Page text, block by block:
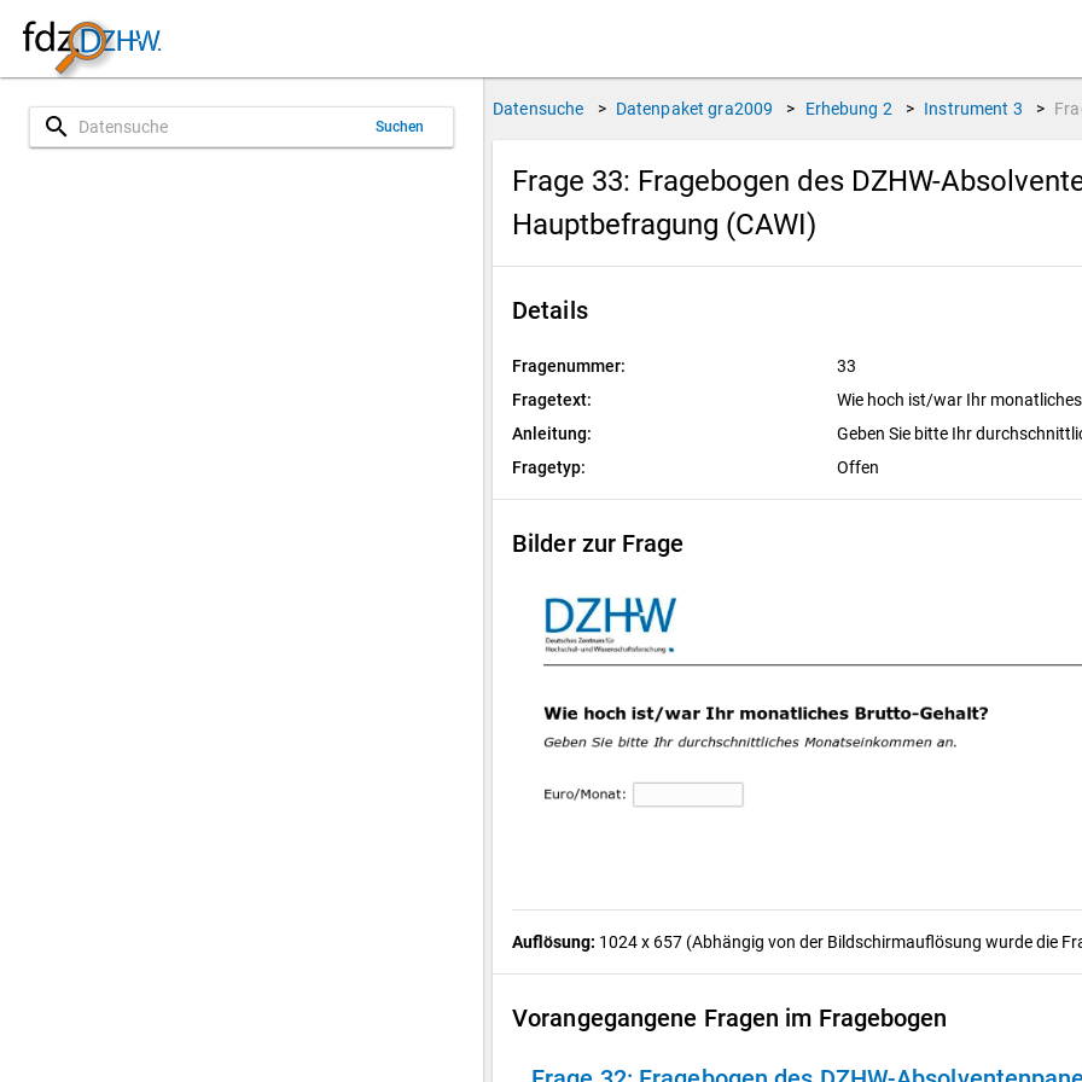
search Suchen
Datensuche > Datenpaket gra2009 > Erhebung 2 > Instrument 3 >
Frage 33: Fragebogen des DZHW-
Hauptbefragung (CAWI)
Details
Fragenummer:
33
Fragetext:
Wie hoch ist/war Ihr
Anleitung:
Geben Sie bitte Ihr
Fragetyp:
Offen
Bilder zur Frage
Auflösung: 1024 x 657 (Abhängig von der Bildschirmauflösung wurde die
Vorangegangene Fragen im Fragebogen